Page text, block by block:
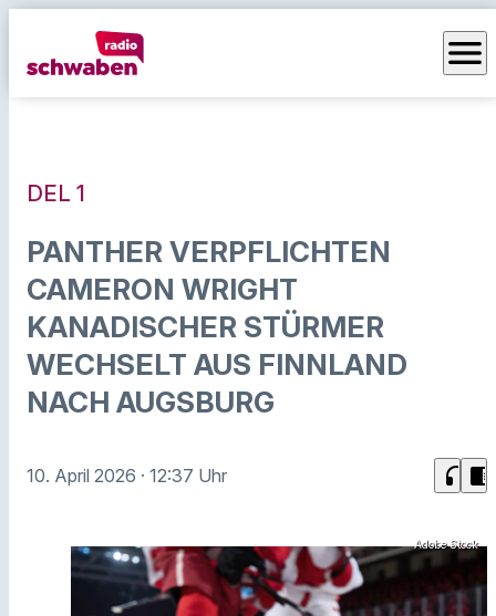
menu
DEL 1
PANTHER VERPFLICHTEN
CAMERON WRIGHT
KANADISCHER STÜRMER
WECHSELT AUS FINNLAND
NACH AUGSBURG
10. April 2026 · 12:37 Uhr headphones chrome_reader_mode
Adobe Stock